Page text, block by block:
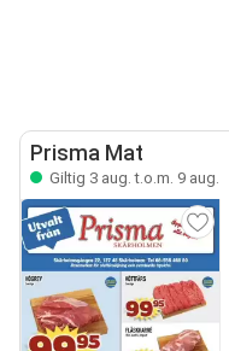
Prisma Mat
Giltig 3 aug. t.o.m. 9 aug.